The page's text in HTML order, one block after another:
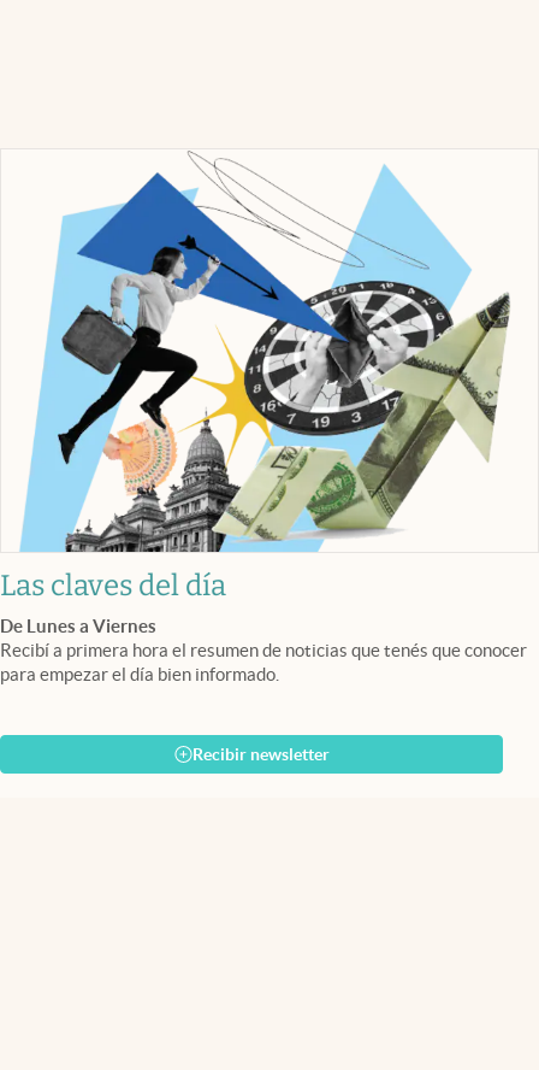
Las claves del día
De Lunes a Viernes
Recibí a primera hora el resumen de noticias que tenés que conocer
para empezar el día bien informado.
Recibir newsletter